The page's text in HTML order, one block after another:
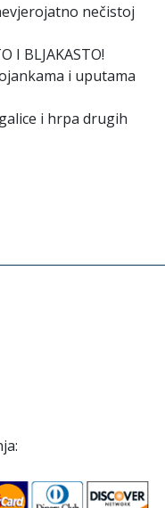
nečistoj
I BLJAKASTO!
i uputama
i hrpa drugih